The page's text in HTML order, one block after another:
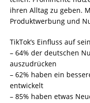
ihren Alltag zu geben.
Produktwerbung und
TikTok’s Einfluss auf
– 64% der deutschen
auszudrücken
– 62% haben ein
entwickelt
– 85% haben etwas